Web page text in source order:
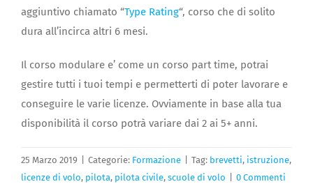
aggiuntivo chiamato “Type Rating“, corso che di solito
dura all’incirca altri 6 mesi.
Il corso modulare e’ come un corso part time, potrai
gestire tutti i tuoi tempi e permetterti di poter lavorare e
conseguire le varie licenze. Ovviamente in base alla tua
disponibilità il corso potrà variare dai 2 ai 5+ anni.
25 Marzo 2019 Categorie: Formazione Tag: brevetti, istruzione,
licenze di volo, pilota, pilota civile, scuole di volo 0 Commenti